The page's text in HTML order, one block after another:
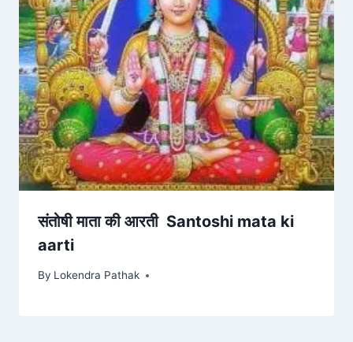
संतोषी माता की आरती Santoshi mata ki
aarti
By Lokendra Pathak